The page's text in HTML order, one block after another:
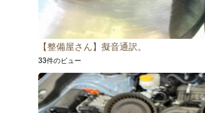
【整備屋さん】擬音通訳。
33件のビュー